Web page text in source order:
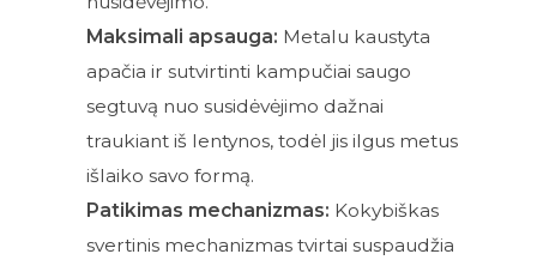
Maksimali apsauga: Metalu kaustyta
apačia ir sutvirtinti kampučiai saugo
segtuvą nuo susidėvėjimo dažnai
traukiant iš lentynos, todėl jis ilgus metus
išlaiko savo formą.
Patikimas mechanizmas: Kokybiškas
svertinis mechanizmas tvirtai suspaudžia